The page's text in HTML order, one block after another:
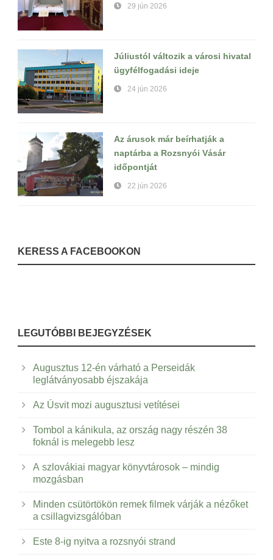
29 jún 2026
Júliustól változik a városi hivatal
ügyfélfogadási ideje
24 jún 2026
Az árusok már beírhatják a
naptárba a Rozsnyói Vásár
időpontját
22 jún 2026
KERESS A FACEBOOKON
LEGUTÓBBI BEJEGYZÉSEK
Augusztus 12-én várható a Perseidák
leglátványosabb éjszakája
Az Úsvit mozi augusztusi vetítései
Tombol a kánikula, az ország nagy részén 38
foknál is melegebb lesz
A szlovákiai magyar könyvtárosok – mindig
mozgásban
Minden csütörtökön remek filmek várják a nézőket
a csillagvizsgálóban
Este 8-ig nyitva a rozsnyói strand